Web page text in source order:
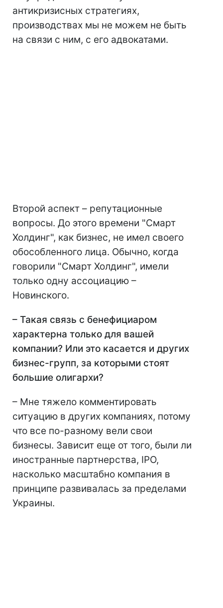
антикризисных стратегиях,
производствах мы не можем не быть
на связи с ним, с его адвокатами.
Второй аспект – репутационные
вопросы. До этого времени "Смарт
Холдинг", как бизнес, не имел своего
обособленного лица. Обычно, когда
говорили "Смарт Холдинг", имели
только одну ассоциацию –
Новинского.
– Такая связь с бенефициаром
характерна только для вашей
компании? Или это касается и других
бизнес-групп, за которыми стоят
большие олигархи?
– Мне тяжело комментировать
ситуацию в других компаниях, потому
что все по-разному вели свои
бизнесы. Зависит еще от того, были ли
иностранные партнерства, IPO,
насколько масштабно компания в
принципе развивалась за пределами
Украины.